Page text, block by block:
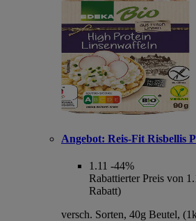
Angebot: Reis-Fit Risbellis
1.11 -44%
Rabattierter Preis von
Rabatt)
versch. Sorten, 40g Beutel,